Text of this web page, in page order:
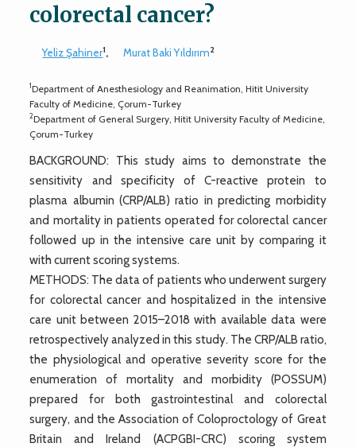
colorectal cancer?
Yeliz Şahiner1, Murat Baki Yıldırım2
1Department of Anesthesiology and Reanimation, Hitit University
Faculty of Medicine, Çorum-Turkey
2Department of General Surgery, Hitit University Faculty of Medicine,
Çorum-Turkey
BACKGROUND: This study aims to demonstrate the
sensitivity and specificity of C-reactive protein to
plasma albumin (CRP/ALB) ratio in predicting morbidity
and mortality in patients operated for colorectal cancer
followed up in the intensive care unit by comparing it
with current scoring systems.
METHODS: The data of patients who underwent surgery
for colorectal cancer and hospitalized in the intensive
care unit between 2015–2018 with available data were
retrospectively analyzed in this study. The CRP/ALB ratio,
the physiological and operative severity score for the
enumeration of mortality and morbidity (POSSUM)
prepared for both gastrointestinal and colorectal
surgery, and the Association of Coloproctology of Great
Britain and Ireland (ACPGBI-CRC) scoring system